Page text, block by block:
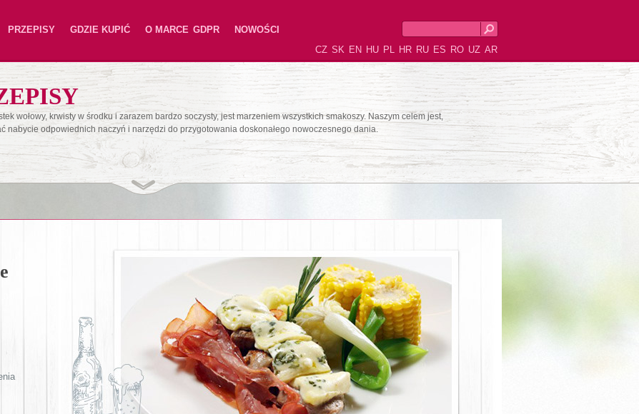
PRZEPISY GDZIE KUPIĆ O MARCE GDPR
NOWOŚCI
CZ SK EN HU PL HR RU ES RO UZ AR
wołowy, krwisty w środku i zarazem bardzo soczysty, jest marzeniem wszystkich smakoszy. Naszym celem jest,
nabycie odpowiednich naczyń i narzędzi do przygotowania doskonałego nowoczesnego dania.